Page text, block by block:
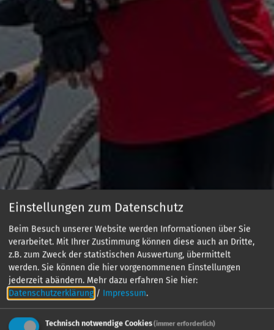
Einstellungen zum Datenschutz
Beim Besuch unserer Website werden Informationen über Sie
verarbeitet. Mit Ihrer Zustimmung können diese auch an Dritte,
z.B. zum Zweck der statistischen Auswertung, übermittelt
werden. Sie können die hier vorgenommenen Einstellungen
jederzeit abändern. Mehr dazu erfahren Sie hier:
Datenschutzerklärung / Impressum.
Technisch notwendige Cookies(immer erforderlich)